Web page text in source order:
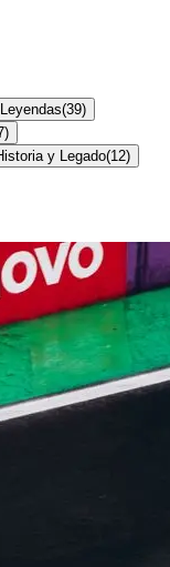
Leyendas(39)
)
y Legado(12)